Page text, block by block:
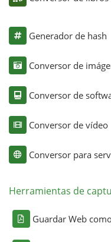
Generador de hash
Conversor de
Conversor de
Conversor de vídeo
Conversor para
Herramientas de
Guardar Web